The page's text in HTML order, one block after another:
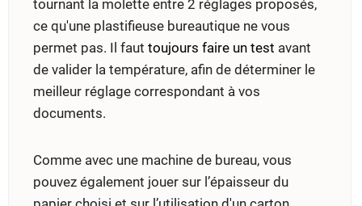
tournant la molette entre 2 réglages proposés,
ce qu'une plastifieuse bureautique ne vous
permet pas. Il faut toujours faire un test avant
de valider la température, afin de déterminer le
meilleur réglage correspondant à vos
documents.
Comme avec une machine de bureau, vous
pouvez également jouer sur l’épaisseur du